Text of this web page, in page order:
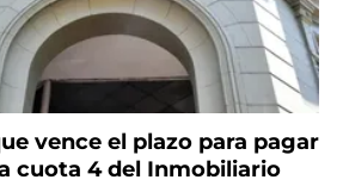
vence el plazo para pagar
cuota 4 del Inmobiliario